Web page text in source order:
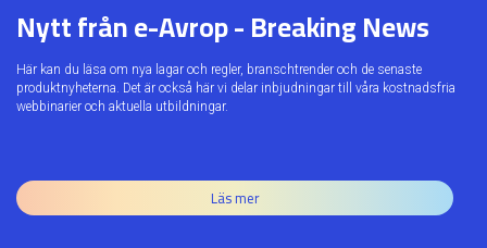
Nytt från e-Avrop - Breaking News
Här kan du läsa om nya lagar och regler, branschtrender och de senaste
produktnyheterna. Det är också här vi delar inbjudningar till våra kostnadsfria
webbinarier och aktuella utbildningar.
Läs mer